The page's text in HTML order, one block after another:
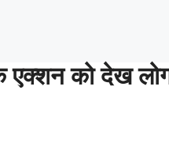
को देख लोग